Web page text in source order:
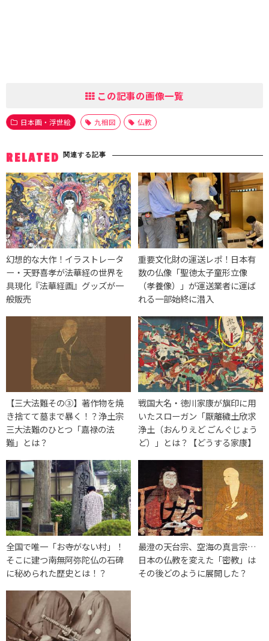
この記事の画像一覧
日本画・浮世絵 九相図 仏教
RELATED 関連する記事
幻想的な大作！イラストレータ
ー・天野喜孝が法華経の世界を
具現化『法華経画』グッズが一
般販売
重要文化財の運送レポ！日本有
数の仏像「聖徳太子童形立像
（孝養像）」が運送業者に運ば
れる一部始終に潜入
【三大法難その③】著作物を焼
き捨てて墓まで暴く！？浄土宗
三大法難のひとつ「嘉禄の法
難」とは？
戦国大名・徳川家康が旗印に用
いたスローガン「厭離穢土欣求
浄土（おんりえど ごんぐじょう
ど）」とは？【どうする家康】
全国で唯一「お寺がない村」！
そこに建つ南無阿弥陀仏の石碑
に秘められた歴史とは！？
最澄の天台宗、空海の真言宗…
日本の仏教を変えた「密教」は
その後どのように展開した？